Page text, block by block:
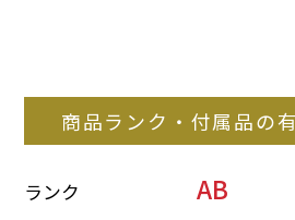
商品ランク・付属品の
ランク AB